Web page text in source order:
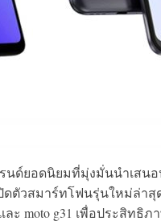
ด์ยอดนิยมที่มุ่งมั่นนำเสน
ดตัวสมาร์ทโฟนรุ่นใหม่ล่า
และ moto g31 เพื่อประสิ